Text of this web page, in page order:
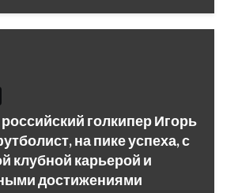
голкипер Игорь
на пике успеха, с
клубной карьерой и
достижениями